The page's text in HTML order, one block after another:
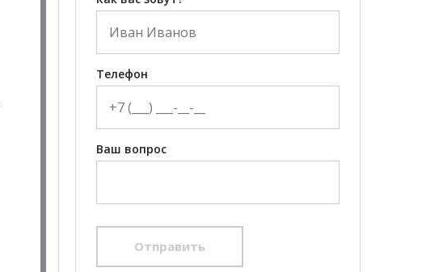
Телефон
Ваш вопрос
Отправить